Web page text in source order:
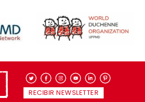
RECIBIR NEWSLETTER